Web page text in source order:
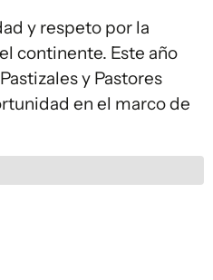
y respeto por la
continente. Este año
y Pastores
en el marco de